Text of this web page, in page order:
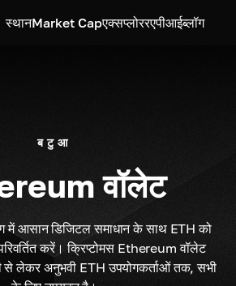
स्थानMarket Capएक्सप्लोररएपीआईब्लॉग
बटुआ
वॉलेट
में आसान डिजिटल समाधान के साथ ETH को
करें। क्रिप्टोमस Ethereum वॉलेट
से लेकर अनुभवी ETH उपयोगकर्ताओं तक, सभी